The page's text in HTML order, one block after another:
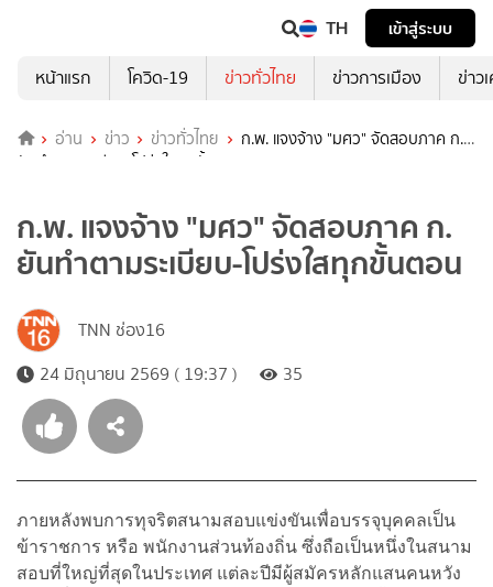
TH
เข้าสู่ระบบ
หน้าแรก
โควิด-19 ข่าวทั่วไทย ข่าวการเมือง ข่าว
อ่าน ข่าว ข่าวทั่วไทย
ก.พ. แจงจ้าง "มศว" จัดสอบภาค ก.
ยันทำตามระเบียบ-โปร่งใสทุกขั้นตอน
ก.พ. แจงจ้าง "มศว" จัดสอบภาค ก.
ยันทำตามระเบียบ-โปร่งใสทุกขั้นตอน
TNN ช่อง16
24 มิถุนายน 2569 ( 19:37 )
35
ภายหลังพบการทุจริตสนามสอบแข่งขันเพื่อบรรจุบุคคลเป็น
ข้าราชการ หรือ พนักงานส่วนท้องถิ่น ซึ่งถือเป็นหนึ่งในสนาม
สอบที่ใหญ่ที่สุดในประเทศ แต่ละปีมีผู้สมัครหลักแสนคนหวัง